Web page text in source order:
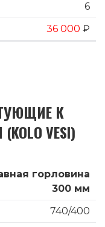
6
36 000 ₽
К
VESI)
горловина
300 мм
740/400